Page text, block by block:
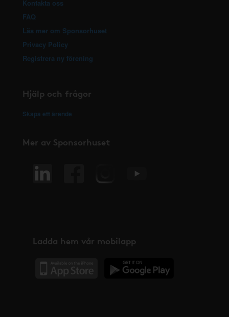
Kontakta oss
FAQ
Läs mer om Sponsorhuset
Privacy Policy
Registrera ny förening
Hjälp och frågor
Skapa ett ärende
Mer av Sponsorhuset
Ladda hem vår mobilapp